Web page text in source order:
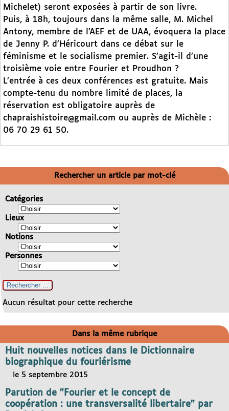
Michelet) seront exposées à partir de son livre.
Puis, à 18h, toujours dans la même salle, M. Michel
Antony, membre de l’AEF et de UAA, évoquera la place
de Jenny P. d’Héricourt dans ce débat sur le
féminisme et le socialisme premier. S’agit-il d’une
troisième voie entre Fourier et Proudhon ?
L’entrée à ces deux conférences est gratuite. Mais
compte-tenu du nombre limité de places, la
réservation est obligatoire auprès de
chapraishistoire@gmail.com ou auprès de Michèle :
06 70 29 61 50.
Rechercher un article par mot-clé
Catégories
Lieux
Notions
Personnes
Aucun résultat pour cette recherche
Dans la même rubrique
Huit nouvelles notices dans le Dictionnaire
biographique du fouriérisme
le 5 septembre 2015
Parution de "Fourier et le concept de
coopération : une transversalité libertaire" par